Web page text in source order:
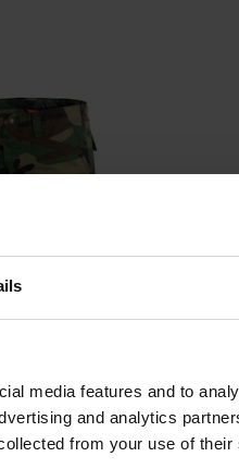
media features and to
and analytics
from your use of
Natychmiast
134,99 zł